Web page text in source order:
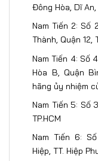
Đông Hòa, Dĩ
Nam Tiến 2: Số
Thành, Quận 12,
Nam Tiến 4: Số
Hòa B, Quận
hãng ủy nhiệm
Nam Tiến 5: Số
TP.HCM
Nam Tiến 6:
Hiệp, TT. Hiệp